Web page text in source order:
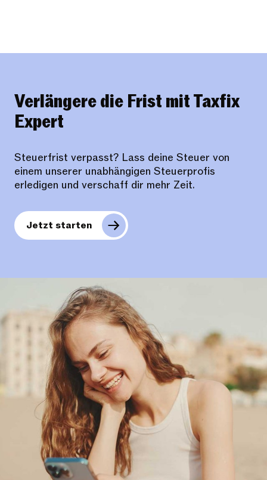
Verlängere die Frist mit Taxfix
Expert
Steuerfrist verpasst? Lass deine Steuer von
einem unserer unabhängigen Steuerprofis
erledigen und verschaff dir mehr Zeit.
Jetzt starten